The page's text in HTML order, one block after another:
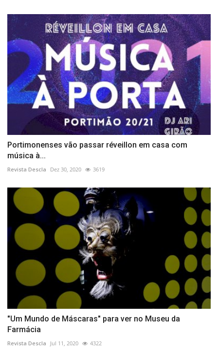
Portimonenses vão passar réveillon em casa com
música à...
Revista Descla Dez 30, 2020 3619
"Um Mundo de Máscaras" para ver no Museu da
Farmácia
Revista Descla Jul 11, 2020 4322